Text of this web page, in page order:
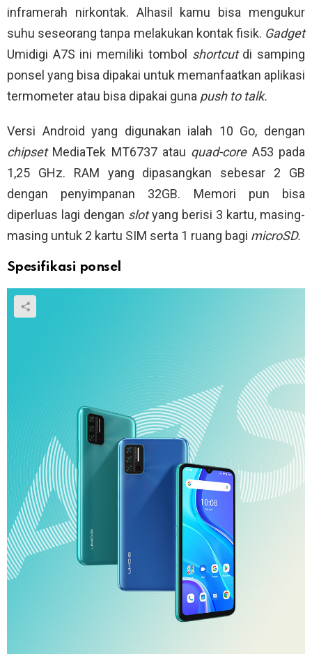
inframerah nirkontak. Alhasil kamu bisa mengukur
suhu seseorang tanpa melakukan kontak fisik. Gadget
Umidigi A7S ini memiliki tombol shortcut di samping
ponsel yang bisa dipakai untuk memanfaatkan aplikasi
termometer atau bisa dipakai guna push to talk.
Versi Android yang digunakan ialah 10 Go, dengan
chipset MediaTek MT6737 atau quad-core A53 pada
1,25 GHz. RAM yang dipasangkan sebesar 2 GB
dengan penyimpanan 32GB. Memori pun bisa
diperluas lagi dengan slotyang berisi 3 kartu, masing-
masing untuk 2 kartu SIM serta 1 ruang bagi microSD.
Spesifikasi ponsel